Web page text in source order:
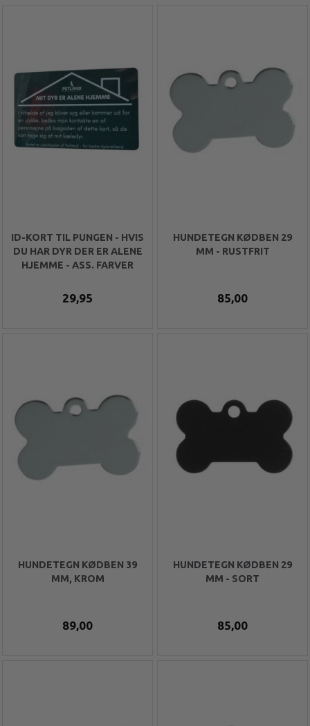
ID-KORT TIL PUNGEN - HVIS
DU HAR DYR DER ER ALENE
HJEMME - ASS. FARVER
29,95
HUNDETEGN KØDBEN 29
MM - RUSTFRIT
85,00
HUNDETEGN KØDBEN 39
MM, KROM
89,00
HUNDETEGN KØDBEN 29
MM - SORT
85,00